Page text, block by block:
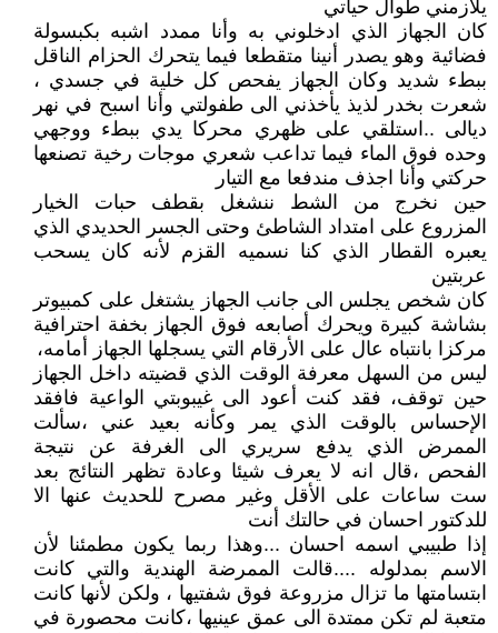
يلازمني طوال حياتي
كان الجهاز الذي ادخلوني به وأنا ممدد اشبه بكبسولة
فضائية وهو يصدر أنينا متقطعا فيما يتحرك الحزام الناقل
ببطء شديد وكان الجهاز يفحص كل خلية في جسدي ،
شعرت بخدر لذيذ يأخذني الى طفولتي وأنا اسبح في نهر
ديالى ..استلقي على ظهري محركا يدي ببطء ووجهي
وحده فوق الماء فيما تداعب شعري موجات رخية تصنعها
حركتي وأنا اجذف مندفعا مع التيار
حين نخرج من الشط ننشغل بقطف حبات الخيار
المزروع على امتداد الشاطئ وحتى الجسر الحديدي الذي
يعبره القطار الذي كنا نسميه القزم لأنه كان يسحب
عربتين
كان شخص يجلس الى جانب الجهاز يشتغل على كمبيوتر
بشاشة كبيرة ويحرك أصابعه فوق الجهاز بخفة احترافية
مركزا بانتباه عال على الأرقام التي يسجلها الجهاز أمامه،
ليس من السهل معرفة الوقت الذي قضيته داخل الجهاز
حين توقف، فقد كنت أعود الى غيبوبتي الواعية فافقد
الإحساس بالوقت الذي يمر وكأنه بعيد عني ،سألت
الممرض الذي يدفع سريري الى الغرفة عن نتيجة
الفحص ،قال انه لا يعرف شيئا وعادة تظهر النتائج بعد
ست ساعات على الأقل وغير مصرح للحديث عنها الا
للدكتور احسان في حالتك أنت
إذا طبيبي اسمه احسان ...وهذا ربما يكون مطمئنا لأن
الاسم بمدلوله ....قالت الممرضة الهندية والتي كانت
ابتسامتها ما تزال مزروعة فوق شفتيها ، ولكن لأنها كانت
متعبة لم تكن ممتدة الى عمق عينيها ،كانت محصورة في